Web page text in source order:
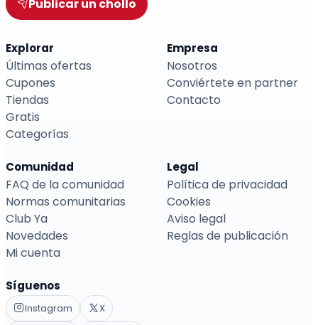
Publicar un chollo
Explorar
Últimas ofertas
Cupones
Tiendas
Gratis
Categorías
Empresa
Nosotros
Conviértete en partner
Contacto
Comunidad
FAQ de la comunidad
Normas comunitarias
Club Ya
Novedades
Mi cuenta
Legal
Política de privacidad
Cookies
Aviso legal
Reglas de publicación
Síguenos
Instagram X